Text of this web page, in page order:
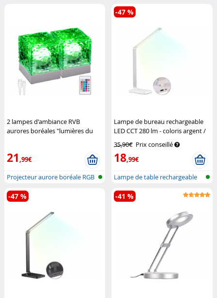
avec...
2 lampes d'ambiance RVB
aurores boréales "lumières du
21,99€
Projecteur aurore boréale RGB
avec...
Lampe de bureau rechargeable
LED CCT 280 lm - coloris argent /
35,90€ Prix conseillé
18,99€
-47 %
Lampe de table rechargeable
en alum...
-47 % -41 %